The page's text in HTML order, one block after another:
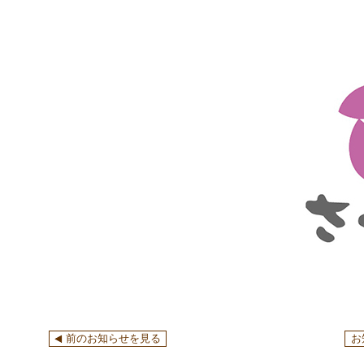
前のお知らせを見る